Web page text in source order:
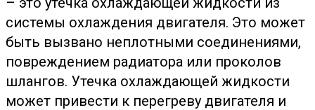
системы охлаждения двигателя. Это может
быть вызвано неплотными соединениями,
повреждением радиатора или проколов
шлангов. Утечка охлаждающей жидкости
может привести к перегреву двигателя и